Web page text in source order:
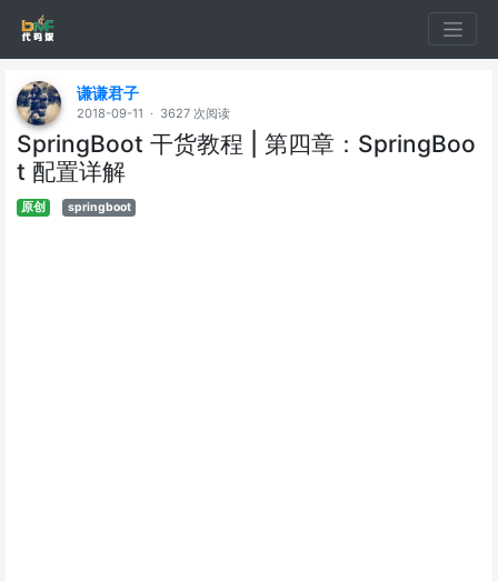
谦谦君子
2018-09-11 · 3627 次阅读
SpringBoot 干货教程 | 第四章：SpringBoo
t 配置详解
原创 springboot